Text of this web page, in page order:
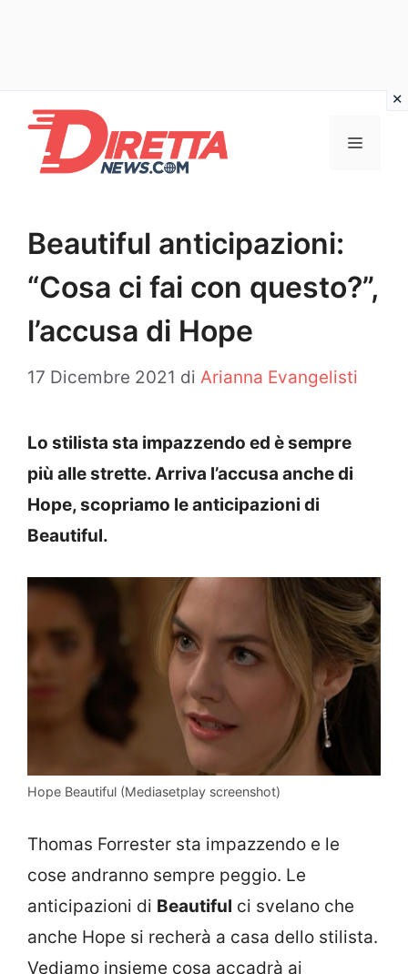
contenuto
Menu
Beautiful anticipazioni:
“Cosa ci fai con questo?”,
l’accusa di Hope
17 Dicembre 2021 di Arianna Evangelisti
Lo stilista sta impazzendo ed è sempre
più alle strette. Arriva l’accusa anche di
Hope, scopriamo le anticipazioni di
Beautiful.
Hope Beautiful (Mediasetplay screenshot)
Thomas Forrester sta impazzendo e le
cose andranno sempre peggio. Le
anticipazioni di Beautiful ci svelano che
anche Hope si recherà a casa dello stilista.
Vediamo insieme cosa accadrà ai